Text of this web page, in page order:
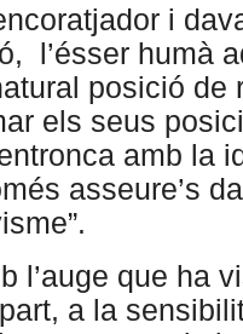
i
l’ésser humà
posició de
els seus
amb la
asseure’s
l’auge que ha
a la